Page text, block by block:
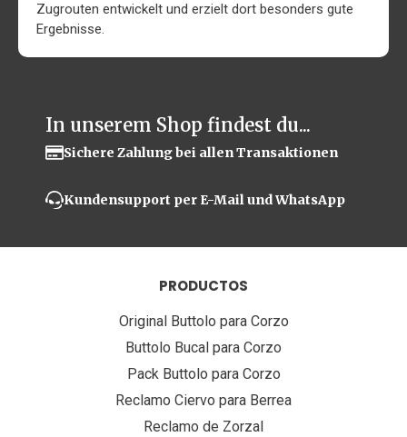
Zugrouten entwickelt und erzielt dort besonders gute
Ergebnisse.
In unserem Shop findest du...
Sichere Zahlung bei allen Transaktionen
Kundensupport per E-Mail und WhatsApp
PRODUCTOS
Original Buttolo para Corzo
Buttolo Bucal para Corzo
Pack Buttolo para Corzo
Reclamo Ciervo para Berrea
Reclamo de Zorzal